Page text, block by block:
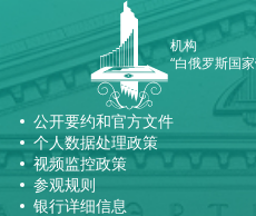
机构
“白俄罗斯国
公开要约和官方文件
个人数据处理政策
视频监控政策
参观规则
银行详细信息